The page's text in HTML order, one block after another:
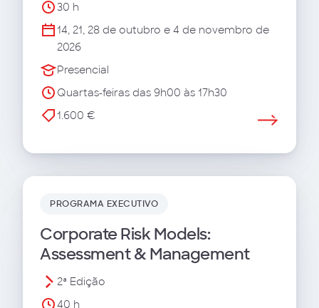
30 h
14, 21, 28 de outubro e 4 de novembro de
2026
Presencial
Quartas-feiras das 9h00 às 17h30
1.600 €
PROGRAMA EXECUTIVO
Corporate Risk Models:
Assessment & Management
2ª Edição
40 h